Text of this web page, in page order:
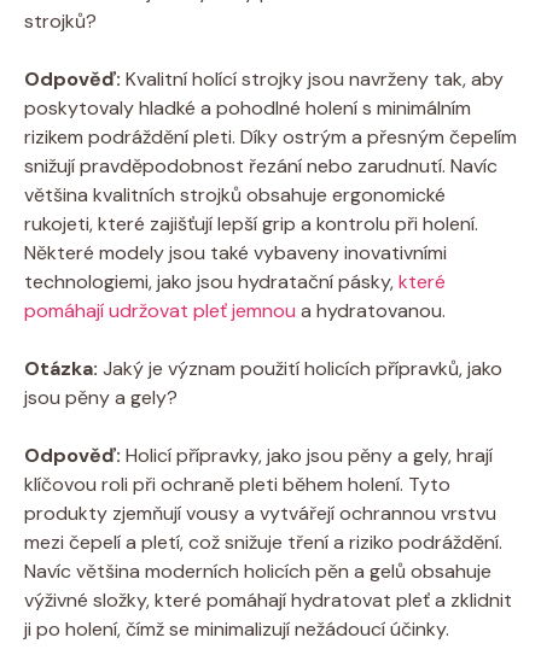
strojků?
Odpověď: Kvalitní holící strojky jsou navrženy tak, aby
poskytovaly hladké a pohodlné holení s minimálním
rizikem podráždění pleti. Díky ostrým a přesným čepelím
snižují pravděpodobnost řezání nebo zarudnutí. Navíc
většina kvalitních strojků obsahuje ergonomické
rukojeti, které zajišťují lepší grip a kontrolu při holení.
Některé modely jsou také vybaveny inovativními
technologiemi, jako jsou hydratační pásky,které
pomáhají udržovat pleť jemnou a hydratovanou.
Otázka: Jaký je význam použití holicích přípravků, jako
jsou pěny a gely?
Odpověď: Holicí přípravky, jako jsou pěny a gely, hrají
klíčovou roli při ochraně pleti během holení. Tyto
produkty zjemňují vousy a vytvářejí ochrannou vrstvu
mezi čepelí a pletí, což snižuje tření a riziko podráždění.
Navíc většina moderních holicích pěn a gelů obsahuje
výživné složky, které pomáhají hydratovat pleť a zklidnit
ji po holení, čímž se minimalizují nežádoucí účinky.